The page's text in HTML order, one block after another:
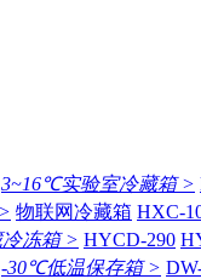
3~16℃实验室冷藏箱 >
物联网冷藏箱 HXC-
冻箱 > HYCD-290
-30℃低温保存箱 >